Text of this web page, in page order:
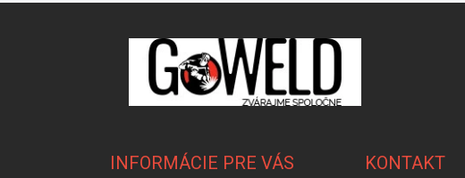
INFORMÁCIE PRE VÁS KONTAKT